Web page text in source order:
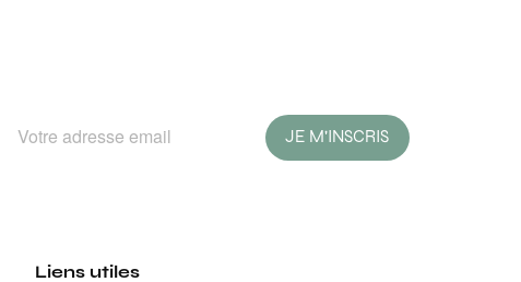
JE M'INSCRIS
Liens utiles